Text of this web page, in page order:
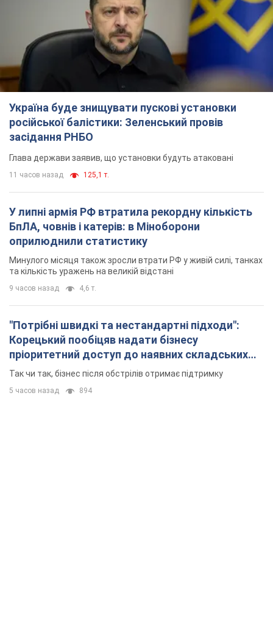
Україна буде знищувати пускові установки
російської балістики: Зеленський провів
засідання РНБО
Глава держави заявив, що установки будуть атаковані
11 часов назад 125,1 т.
У липні армія РФ втратила рекордну кількість
БпЛА, човнів і катерів: в Міноборони
оприлюднили статистику
Минулого місяця також зросли втрати РФ у живій силі, танках
та кількість уражень на великій відстані
9 часов назад 4,6 т.
"Потрібні швидкі та нестандартні підходи":
Корецький пообіцяв надати бізнесу
пріоритетний доступ до наявних складських
приміщень
Так чи так, бізнес після обстрілів отримає підтримку
5 часов назад 894